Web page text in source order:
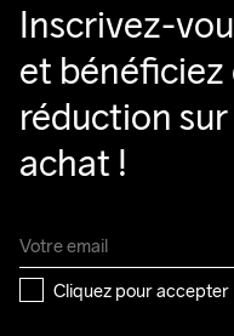
Inscrivez-
et bénéficiez
réduction
achat !
Cliquez pour accepter